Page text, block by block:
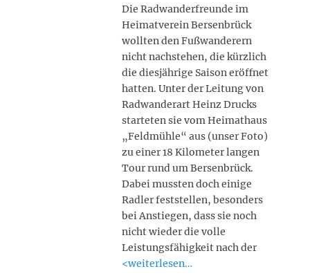
Die Radwanderfreunde im
Heimatverein Bersenbrück
wollten den Fußwanderern
nicht nachstehen, die kürzlich
die diesjährige Saison eröffnet
hatten. Unter der Leitung von
Radwanderart Heinz Drucks
starteten sie vom Heimathaus
„Feldmühle“ aus (unser Foto)
zu einer 18 Kilometer langen
Tour rund um Bersenbrück.
Dabei mussten doch einige
Radler feststellen, besonders
bei Anstiegen, dass sie noch
nicht wieder die volle
Leistungsfähigkeit nach der
<weiterlesen…